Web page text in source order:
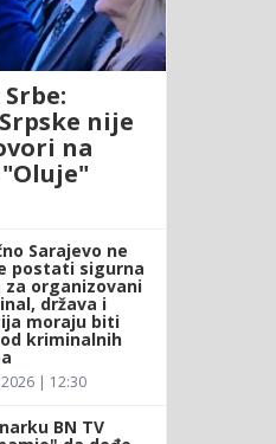
nije
na
Sarajevo ne
postati sigurna
za organizovani
država i
moraju biti
kriminalnih
| 12:30
BN TV